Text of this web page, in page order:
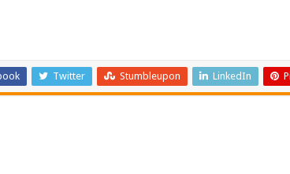
Twitter Stumbleupon LinkedIn